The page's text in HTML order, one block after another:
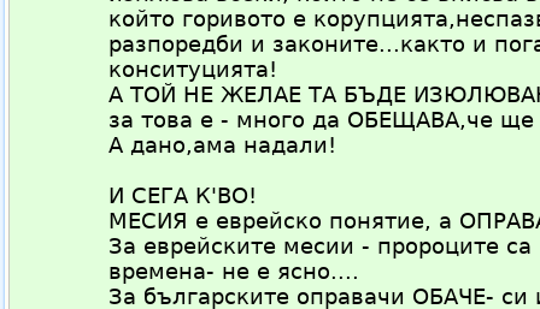
който горивото е
разпоредби и законите...както и
конситуцията!
А ТОЙ НЕ ЖЕЛАЕ ТА БЪДЕ ИЗЮЛЮВАН
за това е - много да ОБЕЩАВА,че ще
А дано,ама надали!
И СЕГА К'ВО!
МЕСИЯ е еврейско понятие, а
За еврейските месии - пророците
времена- не е ясно....
За българските оправачи ОБАЧЕ-